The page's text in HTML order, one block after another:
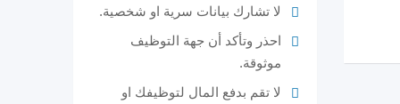
لا تشارك بيانات سرية او شخصية.
احذر وتأكد أن جهة التوظيف
موثوقة.
لا تقم بدفع المال لتوظيفك او